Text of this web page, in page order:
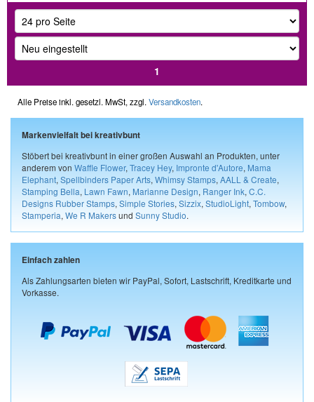
1
Alle Preise inkl. gesetzl. MwSt, zzgl. Versandkosten.
Markenvielfalt bei kreativbunt
Stöbert bei kreativbunt in einer großen Auswahl an Produkten, unter
anderem von Waffle Flower, Tracey Hey, Impronte d'Autore, Mama
Elephant, Spellbinders Paper Arts, Whimsy Stamps, AALL & Create,
Stamping Bella, Lawn Fawn, Marianne Design, Ranger Ink, C.C.
Designs Rubber Stamps, Simple Stories, Sizzix, StudioLight, Tombow,
Stamperia, We R Makersund Sunny Studio.
Einfach zahlen
Als Zahlungsarten bieten wir PayPal, Sofort, Lastschrift, Kreditkarte und
Vorkasse.